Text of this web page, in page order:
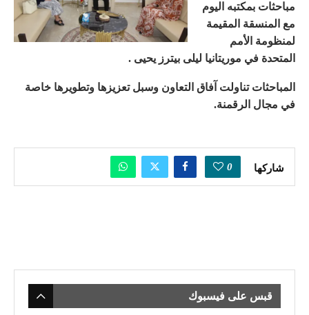
مباحثات بمكتبه اليوم
مع المنسقة المقيمة
لمنظومة الأمم
المتحدة في موريتانيا ليلى بيترز يحيى .
المباحثات تناولت آفاق التعاون وسبل تعزيزها وتطويرها خاصة
في مجال الرقمنة.
شاركها 0
قبس على فيسبوك